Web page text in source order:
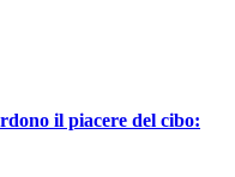
il piacere del cibo: